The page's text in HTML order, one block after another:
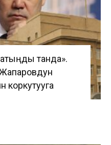
танда».
коркутууга